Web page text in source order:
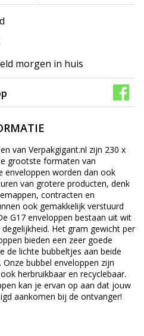
morgen in huis
van Verpakgigant.nl zijn 230 x
grootste formaten van
enveloppen worden dan ook
van grotere producten, denk
contracten en
ook gemakkelijk verstuurd
G17 enveloppen bestaan uit wit
Het gram gewicht per
bieden een zeer goede
de lichte bubbeltjes aan beide
bubbel enveloppen zijn
herbruikbaar en recyclebaar.
kan je ervan op aan dat jouw
aankomen bij de ontvanger!